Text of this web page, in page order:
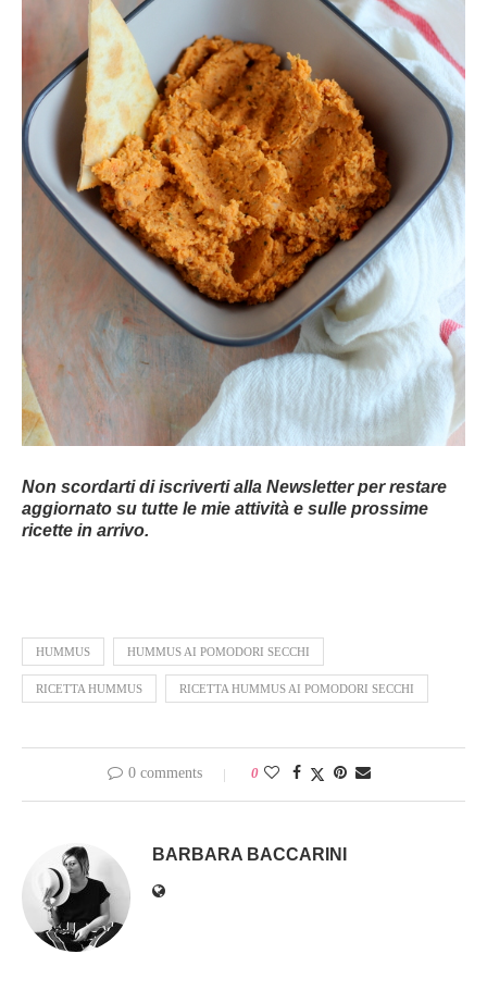
Non scordarti di iscriverti alla Newsletter per restare
aggiornato su tutte le mie attività e sulle prossime
ricette in arrivo.
HUMMUS HUMMUS AI POMODORI SECCHI
RICETTA HUMMUS RICETTA HUMMUS AI POMODORI SECCHI
0 comments 0
BARBARA BACCARINI